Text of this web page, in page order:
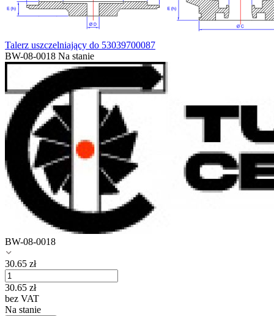
Talerz uszczelniający do 53039700087
BW-08-0018 Na stanie
BW-08-0018
30.65 zł
30.65 zł
bez VAT
Na stanie